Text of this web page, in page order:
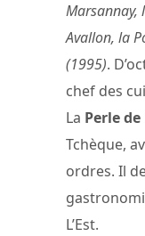
Marsannay,
Avallon, la
(1995).
chef des
La Perle
Tchèque,
ordres. Il
L’Est.